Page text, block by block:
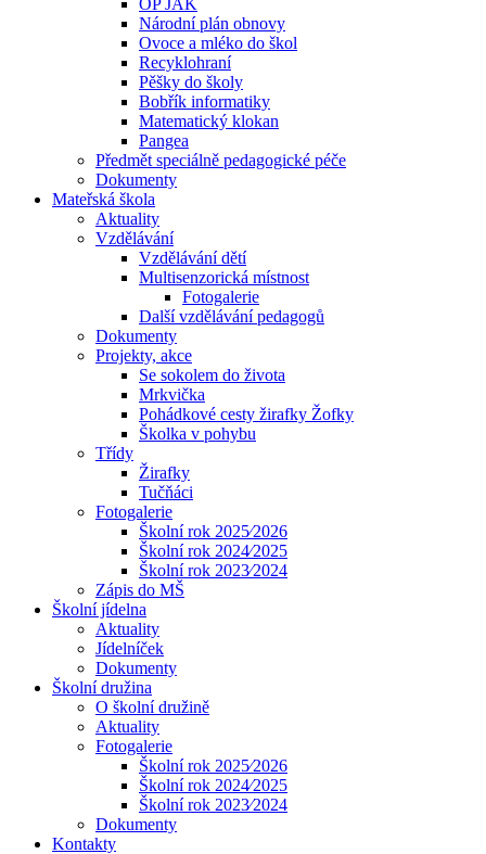
OP JAK
Národní plán obnovy
Ovoce a mléko do škol
Recyklohraní
Pěšky do školy
Bobřík informatiky
Matematický klokan
Pangea
Předmět speciálně pedagogické péče
Dokumenty
Mateřská škola
Aktuality
Vzdělávání
Vzdělávání dětí
Multisenzorická místnost
Fotogalerie
Další vzdělávání pedagogů
Dokumenty
Projekty, akce
Se sokolem do života
Mrkvička
Pohádkové cesty žirafky Žofky
Školka v pohybu
Třídy
Žirafky
Tučňáci
Fotogalerie
Školní rok 2025⁄2026
Školní rok 2024⁄2025
Školní rok 2023⁄2024
Zápis do MŠ
Školní jídelna
Aktuality
Jídelníček
Dokumenty
Školní družina
O školní družině
Aktuality
Fotogalerie
Školní rok 2025⁄2026
Školní rok 2024⁄2025
Školní rok 2023⁄2024
Dokumenty
Kontakty